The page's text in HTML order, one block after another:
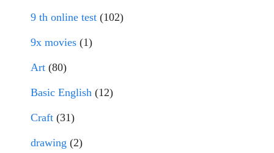
9 th online test (102)
9x movies (1)
Art (80)
Basic English (12)
Craft (31)
drawing (2)